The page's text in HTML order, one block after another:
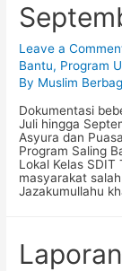
Leave a
Bantu, Program
By Muslim
Dokumentasi
Juli hingga
Asyura dan
Program Saling
Lokal Kelas
masyarakat
Jazakumullahu